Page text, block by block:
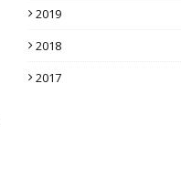
2019
2018
2017